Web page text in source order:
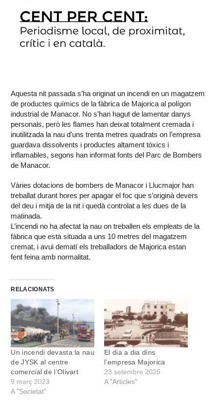
Aquesta nit passada s’ha originat un incendi en un magatzem
de productes químics de la fàbrica de Majorica al polígon
industrial de Manacor. No s’han hagut de lamentar danys
personals, però les flames han deixat totalment cremada i
inutilitzada la nau d’uns trenta metres quadrats on l’empresa
guardava dissolvents i productes altament tòxics i
inflamables, segons han informat fonts del Parc de Bombers
de Manacor.
Vàries dotacions de bombers de Manacor i Llucmajor han
treballat durant hores per apagar el foc que s’originà devers
del deu i mitja de la nit i quedà controlat a les dues de la
matinada.
L’incendi no ha afectat la nau on treballen els empleats de la
fàbrica que està situada a uns 10 metres del magatzem
cremat, i avui dematí els treballadors de Majorica estan
fent feina amb normalitat.
RELACIONATS
Un incendi devasta la nau
de JYSK al centre
comercial de l’Olivart
9 març 2023
A "Societat"
El dia a dia dins
l’empresa Majorica
23 setembre 2025
A "Articles"